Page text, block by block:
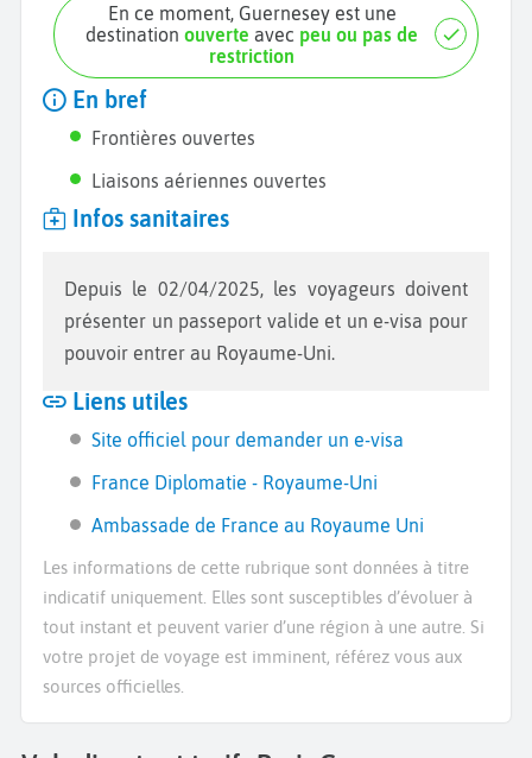
En ce moment, Guernesey est une
destinationouverte avec peu ou pas de
restriction
En bref
Frontières ouvertes
Liaisons aériennes ouvertes
Infos sanitaires
Depuis le 02/04/2025, les voyageurs doivent
présenter un passeport valide et un e-visa pour
pouvoir entrer au Royaume-Uni.
Liens utiles
Site officiel pour demander un e-visa
France Diplomatie - Royaume-Uni
Ambassade de France au Royaume Uni
Les informations de cette rubrique sont données à titre
indicatif uniquement. Elles sont susceptibles d’évoluer à
tout instant et peuvent varier d’une région à une autre. Si
votre projet de voyage est imminent, référez vous aux
sources officielles.